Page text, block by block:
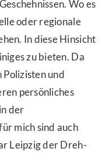
Wo es
oder regionale
In diese Hinsicht
zu bieten. Da
Polizisten und
persönliches
der
mich sind auch
Leipzig der Dreh-